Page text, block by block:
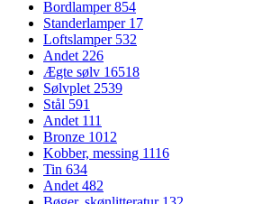
Bordlamper854
Standerlamper 17
Loftslamper 532
Andet226
Ægte sølv 16518
Sølvplet2539
Stål 591
Andet 111
Bronze 1012
Kobber, messing 1116
Tin 634
Andet482